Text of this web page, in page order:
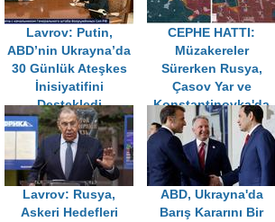
Lavrov: Putin,
ABD’nin Ukrayna’da
30 Günlük Ateşkes
İnisiyatifini
Destekledi
CEPHE HATTI:
Müzakereler
Sürerken Rusya,
Çasov Yar ve
Konstantinovka'da
İlerliyor
Lavrov: Rusya,
Askeri Hedefleri
ABD, Ukrayna'da
Barış Kararını Bir